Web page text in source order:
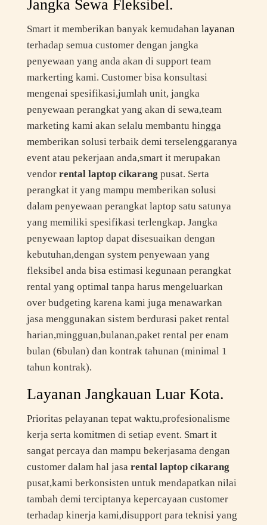
Jangka Sewa Fleksibel.
Smart it memberikan banyak kemudahan layanan
terhadap semua customer dengan jangka
penyewaan yang anda akan di support team
markerting kami. Customer bisa konsultasi
mengenai spesifikasi,jumlah unit, jangka
penyewaan perangkat yang akan di sewa,team
marketing kami akan selalu membantu hingga
memberikan solusi terbaik demi terselenggaranya
event atau pekerjaan anda,smart it merupakan
vendorrental laptop cikarang pusat. Serta
perangkat it yang mampu memberikan solusi
dalam penyewaan perangkat laptop satu satunya
yang memiliki spesifikasi terlengkap. Jangka
penyewaan laptop dapat disesuaikan dengan
kebutuhan,dengan system penyewaan yang
fleksibel anda bisa estimasi kegunaan perangkat
rental yang optimal tanpa harus mengeluarkan
over budgeting karena kami juga menawarkan
jasa menggunakan sistem berdurasi paket rental
harian,mingguan,bulanan,paket rental per enam
bulan (6bulan) dan kontrak tahunan (minimal 1
tahun kontrak).
Layanan Jangkauan Luar Kota.
Prioritas pelayanan tepat waktu,profesionalisme
kerja serta komitmen di setiap event. Smart it
sangat percaya dan mampu bekerjasama dengan
customer dalam hal jasa rental laptop cikarang
pusat,kami berkonsisten untuk mendapatkan nilai
tambah demi terciptanya kepercayaan customer
terhadap kinerja kami,disupport para teknisi yang